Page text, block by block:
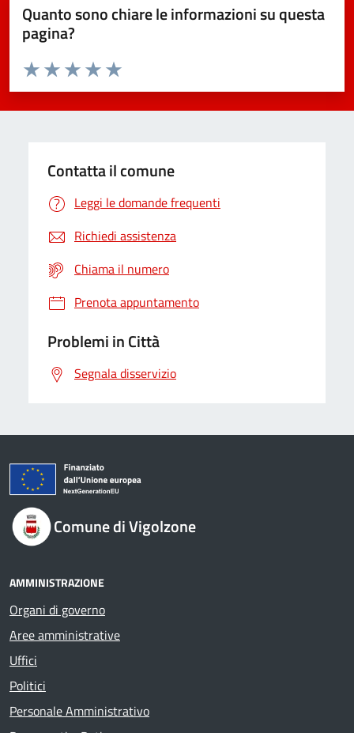
Quanto sono chiare le informazioni su questa
pagina?
Domanda
Valuta da 1 a 5 stelle la pagina
Valuta 5 stelle su 5
Valuta 4 stelle su 5
Valuta 3 stelle su 5
Valuta 2 stelle su 5
Valuta 1 stelle su 5
Contatta il comune
Leggi le domande frequenti
Richiedi assistenza
Chiama il numero
Prenota appuntamento
Problemi in Città
Segnala disservizio
Comune di Vigolzone
AMMINISTRAZIONE
Organi di governo
Aree amministrative
Uffici
Politici
Personale Amministrativo